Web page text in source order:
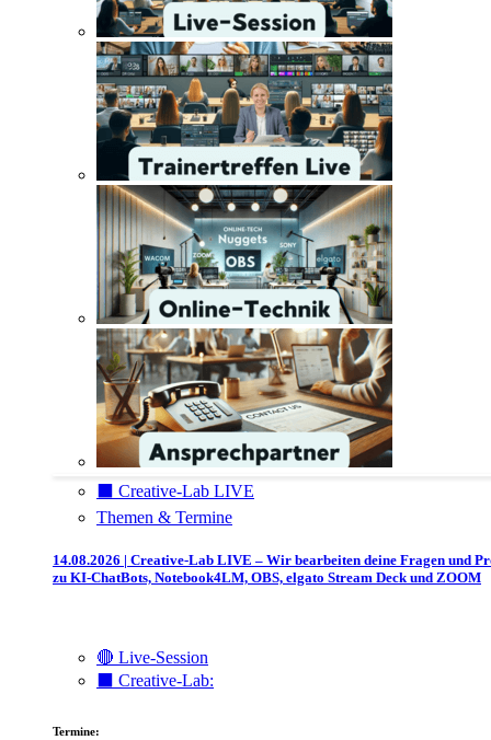
⬛️ Creative-Lab LIVE
Themen & Termine
14.08.2026 | Creative-Lab LIVE – Wir bearbeiten deine Fragen und
zu KI-ChatBots, Notebook4LM, OBS, elgato Stream Deck und ZOOM
🔴 Live-Session
⬛️ Creative-Lab:
Termine: